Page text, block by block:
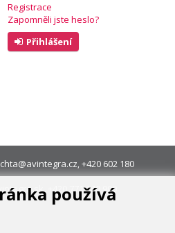
Registrace
Zapomněli jste heslo?
Přihlášení
, +420 602 180
, +420 771 140 900
používá